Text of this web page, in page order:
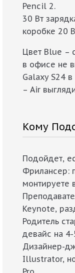
Pencil 2.
30 Вт
коробке 20
Цвет Blue –
в офисе не
Galaxy S24
– Air
Кому
Подойдет,
Фрилансер:
монтируете
Keynote,
Родитель
девайс на 4-
Дизайнер-
Illustrator,